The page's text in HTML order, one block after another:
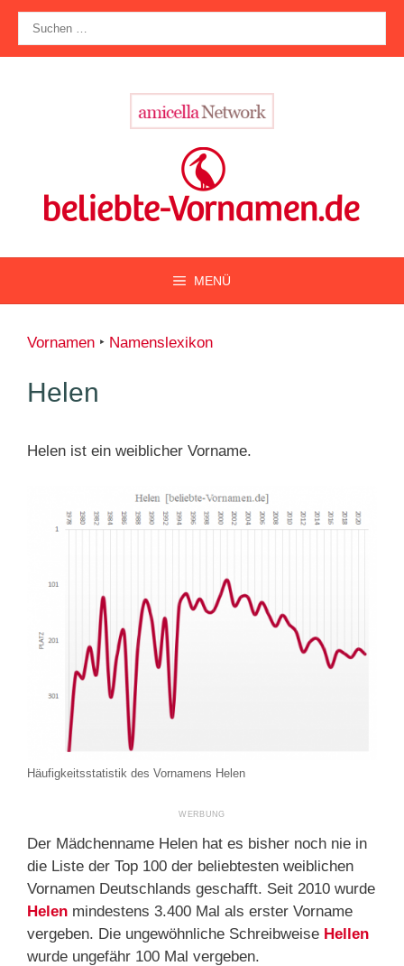
Zum
Inhalt
springen
nach:
MENÜ
Vornamen ‣ Namenslexikon
Helen
Helen ist ein weiblicher Vorname.
Häufigkeitsstatistik des Vornamens Helen
Der Mädchenname Helen hat es bisher noch nie in
die Liste der Top 100 der beliebtesten weiblichen
Vornamen Deutschlands geschafft. Seit 2010 wurde
Helen mindestens 3.400 Mal als erster Vorname
vergeben. Die ungewöhnliche Schreibweise Hellen
wurde ungefähr 100 Mal vergeben.